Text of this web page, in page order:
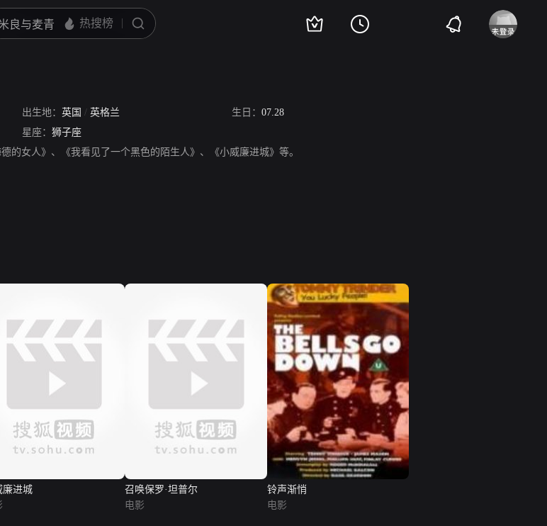
出生地： 英国 / 英格兰 生日： 07.28
星座： 狮子座
的女人》、《我看见了一个黑色的陌生人》、《小威廉进城》等。
廉进城
召唤保罗·坦普尔
电影
铃声渐悄
电影